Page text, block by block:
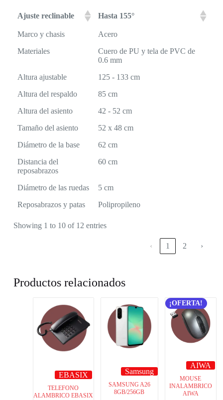
Ajuste reclinable Hasta 155°
Marco y chasis
Acero
Materiales
Cuero de PU y tela de PVC de
0.6 mm
Altura ajustable
125 - 133 cm
Altura del respaldo
85 cm
Altura del asiento
42 - 52 cm
Tamaño del asiento
52 x 48 cm
Diámetro de la base
62 cm
Distancia del
reposabrazos
60 cm
Diámetro de las ruedas
5 cm
Reposabrazos y patas
Polipropileno
Showing 1 to 10 of 12 entries
‹ 1 2 ›
Productos relacionados
EBASIX
TELEFONO
ALAMBRICO EBASIX
Samsung
SAMSUNG A26
8GB/256GB
¡OFERTA!
AIWA
MOUSE
INALAMBRICO
AIWA